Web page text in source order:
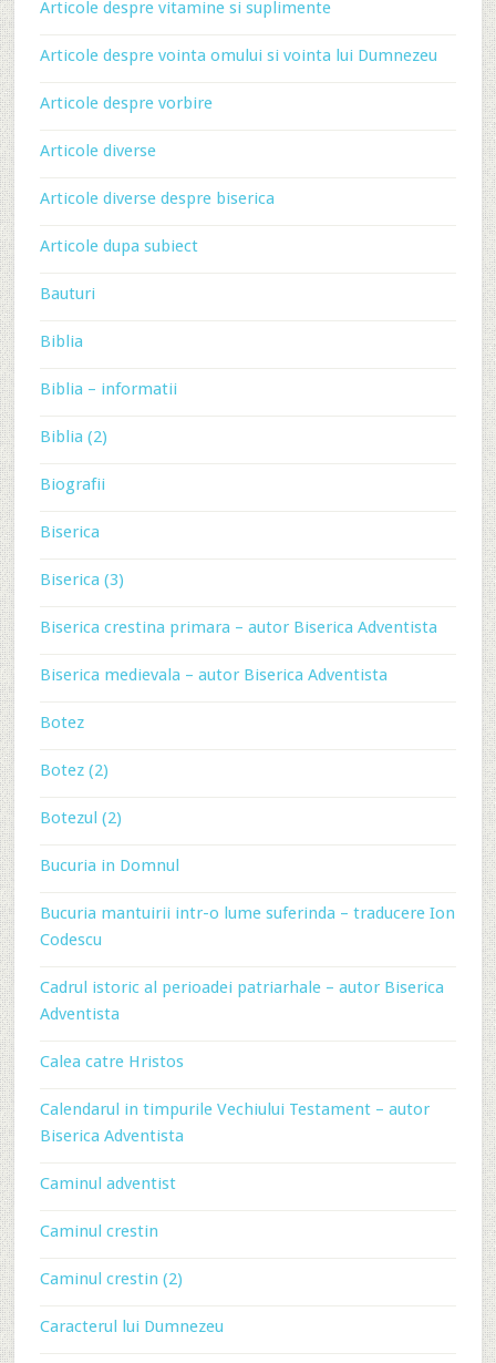
Articole despre vitamine si suplimente
Articole despre vointa omului si vointa lui Dumnezeu
Articole despre vorbire
Articole diverse
Articole diverse despre biserica
Articole dupa subiect
Bauturi
Biblia
Biblia – informatii
Biblia (2)
Biografii
Biserica
Biserica (3)
Biserica crestina primara – autor Biserica Adventista
Biserica medievala – autor Biserica Adventista
Botez
Botez (2)
Botezul (2)
Bucuria in Domnul
Bucuria mantuirii intr-o lume suferinda – traducere Ion
Codescu
Cadrul istoric al perioadei patriarhale – autor Biserica
Adventista
Calea catre Hristos
Calendarul in timpurile Vechiului Testament – autor
Biserica Adventista
Caminul adventist
Caminul crestin
Caminul crestin (2)
Caracterul lui Dumnezeu